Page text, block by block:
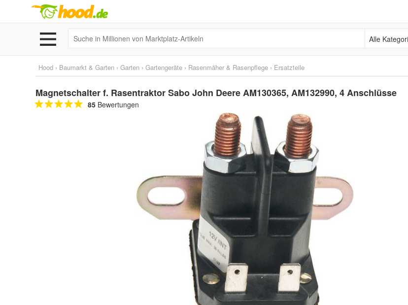
Alle Kategorien
Hood › Baumarkt & Garten › Garten › Gartengeräte › Rasenmäher & Rasenpflege › Ersatzteile
Magnetschalter f. Rasentraktor Sabo John Deere AM130365, AM132990, 4 Anschlüsse
85 Bewertungen